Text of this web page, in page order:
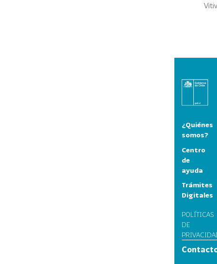
¿Quiénes
somos?
Centro
de
ayuda
Trámites
Digitales
POLÍTICAS
DE